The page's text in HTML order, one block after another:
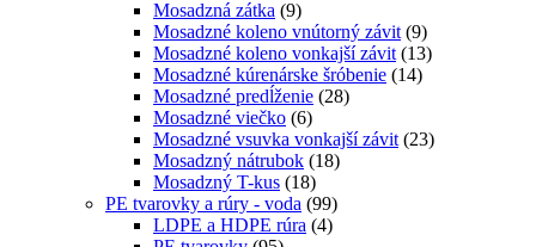
Mosadzná zátka (9)
Mosadzné koleno vnútorný závit (9)
Mosadzné koleno vonkajší závit (13)
Mosadzné kúrenárske šróbenie (14)
Mosadzné predĺženie (28)
Mosadzné viečko (6)
Mosadzné vsuvka vonkajší závit (23)
Mosadzný nátrubok (18)
Mosadzný T-kus (18)
PE tvarovky a rúry - voda (99)
LDPE a HDPE rúra (4)